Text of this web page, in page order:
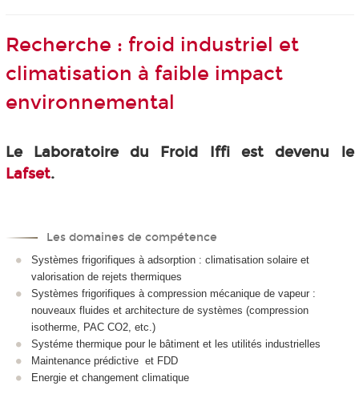
Recherche : froid industriel et
climatisation à faible impact
environnemental
Le Laboratoire du Froid Iffi est devenu le
Lafset.
Les domaines de compétence
Systèmes frigorifiques à adsorption : climatisation solaire et
valorisation de rejets thermiques
Systèmes frigorifiques à compression mécanique de vapeur :
nouveaux fluides et architecture de systèmes (compression
isotherme, PAC CO2, etc.)
Systéme thermique pour le bâtiment et les utilités industrielles
Maintenance prédictive et FDD
Energie et changement climatique